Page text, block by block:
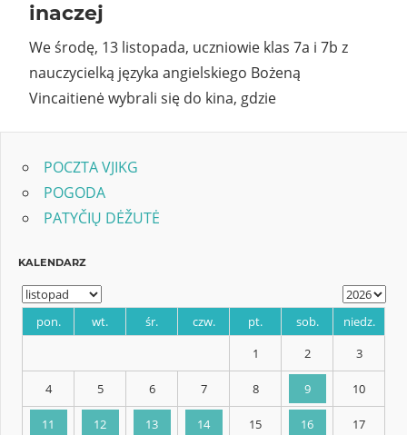
inaczej
We środę, 13 listopada, uczniowie klas 7a i 7b z
nauczycielką języka angielskiego Bożeną
Vincaitienė wybrali się do kina, gdzie
POCZTA VJIKG
POGODA
PATYČIŲ DĖŽUTĖ